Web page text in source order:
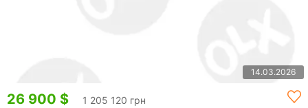
14.03.2026
26 900 $ 1 205 120 грн